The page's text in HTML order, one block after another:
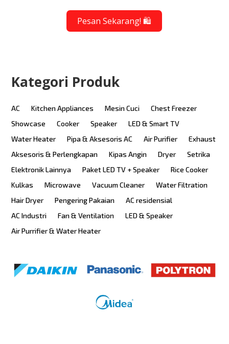
Pesan Sekarang! 🛍️
Kategori Produk
AC Kitchen Appliances Mesin Cuci
Chest Freezer
Showcase
Cooker Speaker
LED & Smart TV
Water Heater
Pipa & Aksesoris AC Air Purifier
Exhaust
Aksesoris & Perlengkapan
Kipas Angin Dryer
Setrika
Elektronik Lainnya
Paket LED TV + Speaker
Rice Cooker
Kulkas
Microwave Vacuum Cleaner
Water Filtration
Hair Dryer
Pengering Pakaian
AC residensial
AC Industri
Fan & Ventilation
LED & Speaker
Air Purrifier & Water Heater